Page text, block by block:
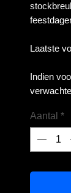
Laatste
Indien
Aantal *